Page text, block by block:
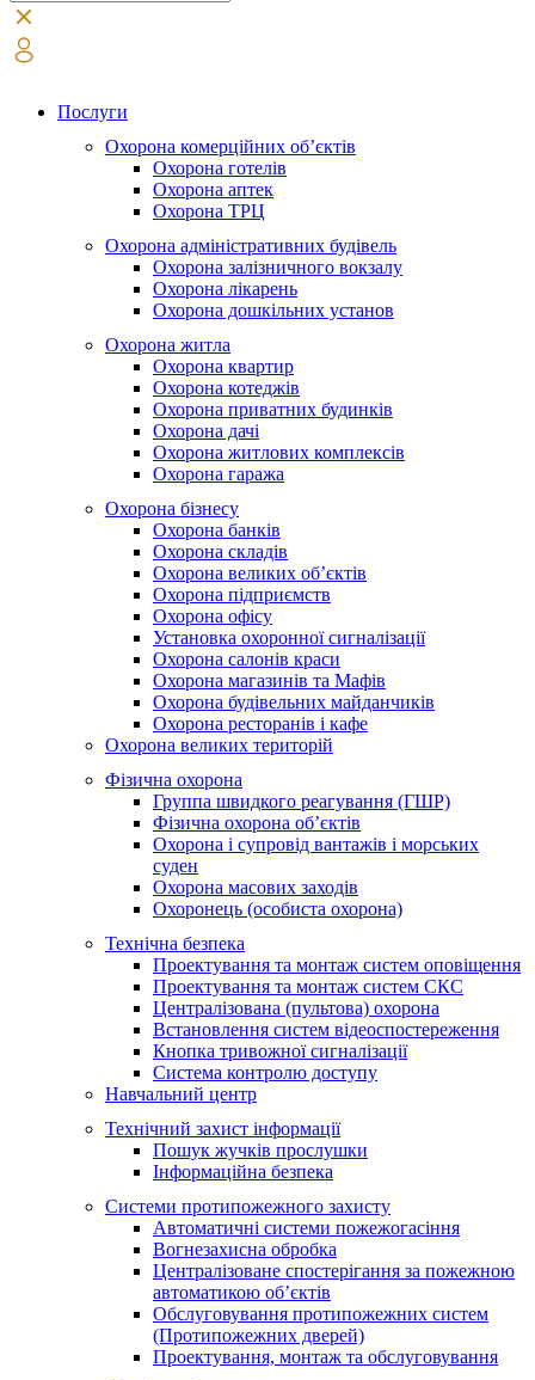
Послуги
Охорона комерційних об’єктів
Охорона готелів
Охорона аптек
Охорона ТРЦ
Охорона адміністративних будівель
Охорона залізничного вокзалу
Охорона лікарень
Охорона дошкільних установ
Охорона житла
Охорона квартир
Охорона котеджів
Охорона приватних будинків
Охорона дачі
Охорона житлових комплексів
Охорона гаража
Охорона бізнесу
Охорона банків
Охорона складів
Охорона великих об’єктів
Охорона підприємств
Охорона офісу
Установка охоронної сигналізації
Охорона салонів краси
Охорона магазинів та Мафів
Охорона будівельних майданчиків
Охорона ресторанів і кафе
Охорона великих територій
Фізична охорона
Группа швидкого реагування (ГШР)
Фізична охорона об’єктів
Охорона і супровід вантажів і морських
суден
Охорона масових заходів
Охоронець (особиста охорона)
Технічна безпека
Проектування та монтаж систем оповіщення
Проектування та монтаж систем СКС
Централізована (пультова) охорона
Встановлення систем відеоспостереження
Кнопка тривожної сигналізації
Система контролю доступу
Навчальний центр
Технічний захист інформації
Пошук жучків прослушки
Інформаційна безпека
Системи протипожежного захисту
Автоматичні системи пожежогасіння
Вогнезахисна обробка
Централізоване спостерігання за пожежною
автоматикою об’єктів
Обслуговування протипожежних систем
(Протипожежних дверей)
Проектування, монтаж та обслуговування